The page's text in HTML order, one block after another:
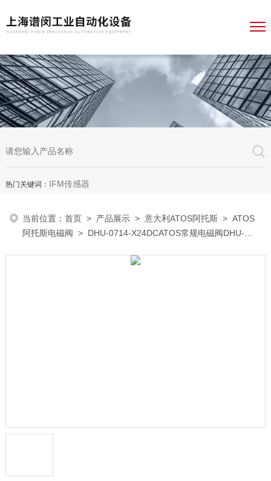
热门关键词： IFM传感器
当前位置：首页 > 产品展示 >意大利ATOS阿托斯 >ATOS
阿托斯电磁阀 > DHU-0714-X24DCATOS常规电磁阀DHU-